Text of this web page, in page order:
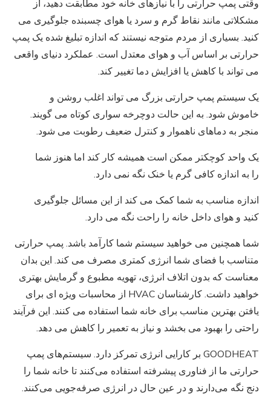
وقتی پمپ حرارتی را با نیازهای خانه خود مطابقت دهید، از
مشکلاتی مانند نقاط گرم و سرد یا هوای چسبنده جلوگیری می
کنید. بسیاری از مردم متوجه نیستند که اندازه تبلیغ شده یک پمپ
حرارتی بر اساس آب و هوای معتدل است. عملکرد دنیای واقعی
می تواند با کاهش یا افزایش دما تغییر کند.
یک سیستم پمپ حرارتی بزرگ می تواند اغلب روشن و
خاموش شود. به این حالت دوچرخه سواری کوتاه می گویند.
منجر به دماهای ناهموار و کنترل ضعیف رطوبت می شود.
یک واحد کوچکتر ممکن است همیشه کار کند اما هنوز شما
را به اندازه کافی گرم یا خنک نگه نمی دارد.
اندازه مناسب به شما کمک می کند از این مسائل جلوگیری
کنید و هوای داخل خانه را راحت نگه می دارد.
شما همچنین می خواهید سیستم شما کارآمد باشد. پمپ حرارتی
متناسب با فضای شما انرژی کمتری مصرف می کند. این بدان
معناست که بدون اتلاف انرژی، تهویه مطبوع و گرمایش بهتری
خواهید داشت. کارشناسان HVAC از محاسبات ویژه ای برای
یافتن بهترین مناسب برای خانه شما استفاده می کنند. این فرآیند
راحتی را بهبود می بخشد و نیاز به تعمیر را کاهش می دهد.
GOODHEAT بر کارایی انرژی تمرکز دارد. سیستم‌های پمپ
حرارتی ما از فناوری پیشرفته استفاده می‌کنند تا خانه شما را
دنج نگه می‌دارند و در عین حال در انرژی صرفه‌جویی می‌کنند.